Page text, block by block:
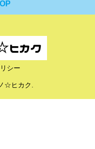
シー
☆ヒカク.